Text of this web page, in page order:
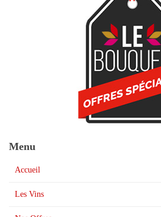
Menu
Accueil
Les Vins